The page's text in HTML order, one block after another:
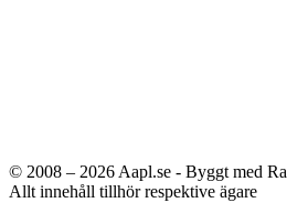
© 2008 – 2026 Aapl.se - Byggt med
Allt innehåll tillhör respektive ägare